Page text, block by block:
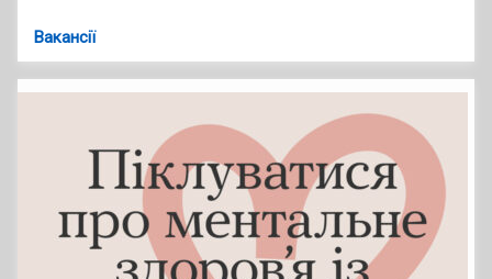
Вакансії